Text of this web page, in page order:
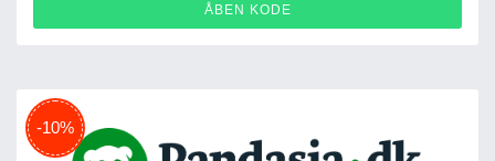
ÅBEN KODE
-10%